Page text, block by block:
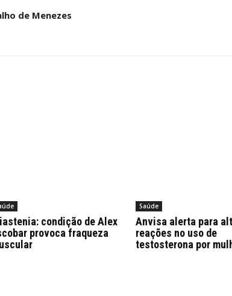
de Menezes
condição de Alex
provoca fraqueza
Saúde
Anvisa alerta para
reações no uso de
testosterona por